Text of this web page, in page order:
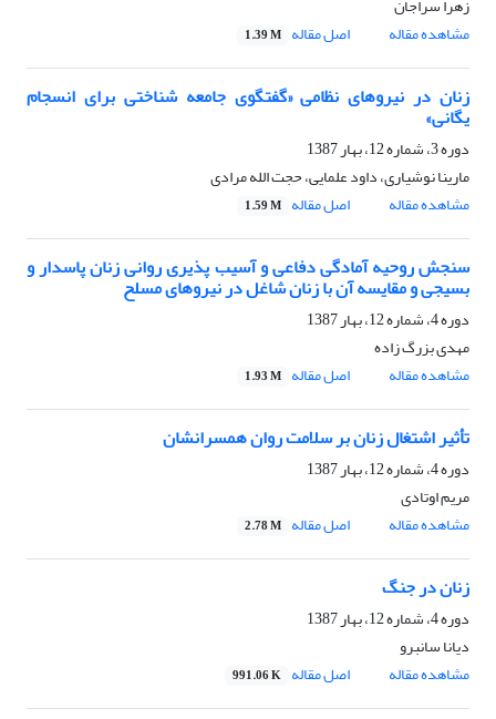
زهرا سراجان
مشاهده مقاله
اصل مقاله 1.39 M
زنان در نیروهای نظامی «گفتگوی جامعه شناختی برای انسجام
یگانی»
دوره 3، شماره 12، بهار 1387
مارینا نوشیاری، داود علمایی، حجت الله مرادی
مشاهده مقاله
اصل مقاله 1.59 M
سنجش روحیه آمادگی دفاعی و آسیب پذیری روانی زنان پاسدار و
بسیجی و مقایسه آن با زنان شاغل در نیروهای مسلح
دوره 4، شماره 12، بهار 1387
مهدی بزرگ زاده
مشاهده مقاله
اصل مقاله 1.93 M
تأثیر اشتغال زنان بر سلامت روان همسرانشان
دوره 4، شماره 12، بهار 1387
مریم اوتادی
مشاهده مقاله
اصل مقاله 2.78 M
زنان در جنگ
دوره 4، شماره 12، بهار 1387
دیانا سانبرو
مشاهده مقاله
اصل مقاله 991.06 K